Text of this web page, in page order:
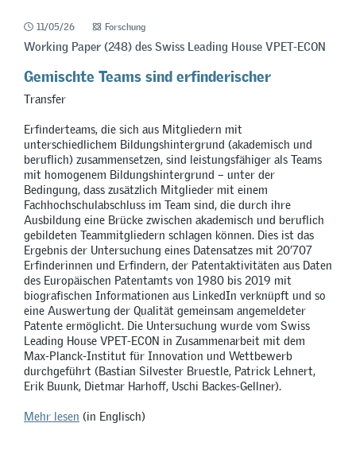
11/05/26 Forschung
Working Paper (248) des Swiss Leading House VPET-ECON
Gemischte Teams sind erfinderischer
Transfer
Erfinderteams, die sich aus Mitgliedern mit
unterschiedlichem Bildungshintergrund (akademisch und
beruflich) zusammensetzen, sind leistungsfähiger als Teams
mit homogenem Bildungshintergrund – unter der
Bedingung, dass zusätzlich Mitglieder mit einem
Fachhochschulabschluss im Team sind, die durch ihre
Ausbildung eine Brücke zwischen akademisch und beruflich
gebildeten Teammitgliedern schlagen können. Dies ist das
Ergebnis der Untersuchung eines Datensatzes mit 20’707
Erfinderinnen und Erfindern, der Patentaktivitäten aus Daten
des Europäischen Patentamts von 1980 bis 2019 mit
biografischen Informationen aus LinkedIn verknüpft und so
eine Auswertung der Qualität gemeinsam angemeldeter
Patente ermöglicht. Die Untersuchung wurde vom Swiss
Leading House VPET-ECON in Zusammenarbeit mit dem
Max-Planck-Institut für Innovation und Wettbewerb
durchgeführt (Bastian Silvester Bruestle, Patrick Lehnert,
Erik Buunk, Dietmar Harhoff, Uschi Backes-Gellner).
Mehr lesen (in Englisch)